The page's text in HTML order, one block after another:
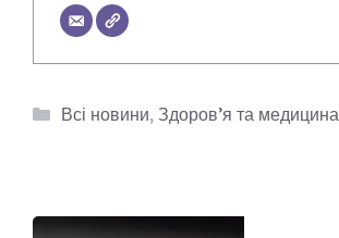
Категорії
Всі новини, Здоров’я та медицина